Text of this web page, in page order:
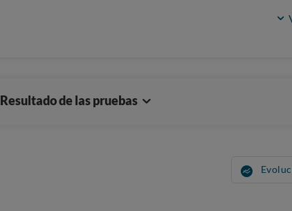
Resultado de las pruebas